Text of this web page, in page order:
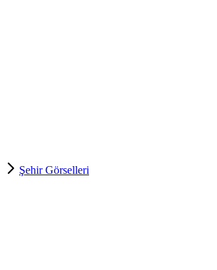
Şehir Görselleri